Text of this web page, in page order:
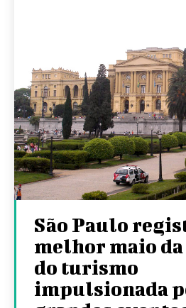
São Paulo
melhor maio
do turismo
impulsionada